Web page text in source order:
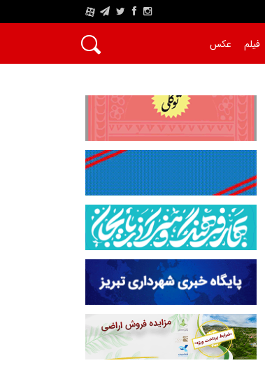
A
فیلم عکس